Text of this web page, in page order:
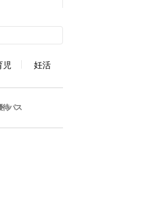
児 妊活
待パス